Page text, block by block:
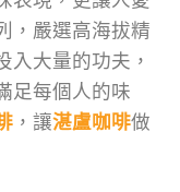
，嚴選高海拔精
入大量的功夫，
足每個人的味
，讓湛盧咖啡做